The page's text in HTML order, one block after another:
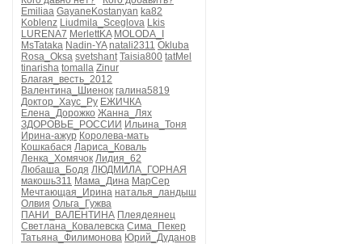
Emiliaa GayaneKostanyan ka82
Koblenz Liudmila_Sceglova Lkis
LURENA7 MerlettKA MOLODA_I
MsTataka Nadin-YA natali2311 Okluba
Rosa_Oksa svetshant Taisia800 tatMel
tinarisha tomalla Zinur
Благая_весть_2012
Валентина_Шиенок галина5819
Доктор_Хаус_Ру ЕЖИЧКА
Елена_Дорожко Жанна_Лях
ЗДОРОВЬЕ_РОССИИ Ильина_Тоня
Ирина-ажур Королева-мать
Кошкабася Лариса_Коваль
Ленка_Хомячок Лидия_62
Любаша_Бодя ЛЮДМИЛА_ГОРНАЯ
макошь311 Мама_Дина МарСер
Мечтающая_Ирина наталья_ландыш
Олвия Ольга_Гужва
ПАНИ_ВАЛЕНТИНА Плеядеянец
Светлана_Ковалевска Сима_Пекер
Татьяна_Филимонова Юрий_Дуданов